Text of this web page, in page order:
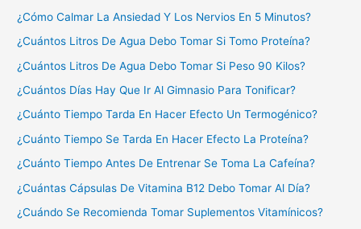
¿Cómo Calmar La Ansiedad Y Los Nervios En 5 Minutos?
¿Cuántos Litros De Agua Debo Tomar Si Tomo Proteína?
¿Cuántos Litros De Agua Debo Tomar Si Peso 90 Kilos?
¿Cuántos Días Hay Que Ir Al Gimnasio Para Tonificar?
¿Cuánto Tiempo Tarda En Hacer Efecto Un Termogénico?
¿Cuánto Tiempo Se Tarda En Hacer Efecto La Proteína?
¿Cuánto Tiempo Antes De Entrenar Se Toma La Cafeína?
¿Cuántas Cápsulas De Vitamina B12 Debo Tomar Al Día?
¿Cuándo Se Recomienda Tomar Suplementos Vitamínicos?